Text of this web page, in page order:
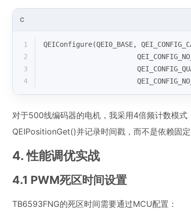
C
1
QEIConfigure(QEI0_BASE,
2
3
4
对于500线编码器的电机，我采用4倍频计数模
QEIPositionGet()并记录时间戳，而不是依赖固
4. 性能调优实战
4.1 PWM死区时间设置
TB6593FNG的死区时间需要通过MCU配置：